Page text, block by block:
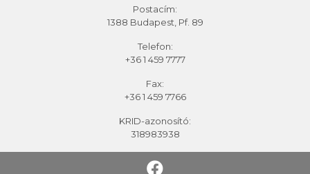
Postacím:
1388 Budapest, Pf. 89
Telefon:
+36 1 459 7777
Fax:
+36 1 459 7766
KRID-azonosító:
318983938